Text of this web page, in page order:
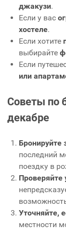
джакузи.
Если у вас
хостеле.
Если хотите
выбирайте
Если
или
Советы по
декабре
Бронируйте
последний
поездку в
Проверяйте
Уточняйте,
местности